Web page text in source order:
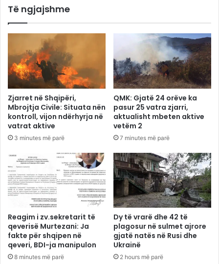
Të ngjajshme
Zjarret në Shqipëri,
Mbrojtja Civile: Situata nën
kontroll, vijon ndërhyrja në
vatrat aktive
3 minutes më parë
QMK: Gjatë 24 orëve ka
pasur 25 vatra zjarri,
aktualisht mbeten aktive
vetëm 2
7 minutes më parë
Reagim i zv.sekretarit të
qeverisë Murtezani: Ja
fakte për shqipen në
qeveri, BDI-ja manipulon
8 minutes më parë
Dy të vrarë dhe 42 të
plagosur në sulmet ajrore
gjatë natës në Rusi dhe
Ukrainë
2 hours më parë